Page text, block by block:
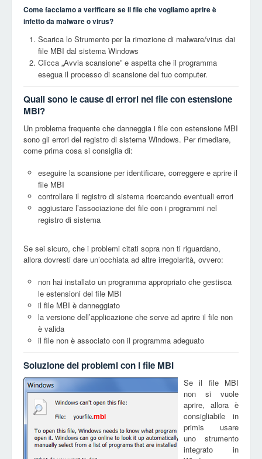
Come facciamo a verificare se il file che vogliamo aprire è
infetto da malware o virus?
Scarica lo Strumento per la rimozione di malware/virus dai
file MBI dal sistema Windows
Clicca „Avvia scansione” e aspetta che il programma
esegua il processo di scansione del tuo computer.
Quali sono le cause di errori nei file con estensione
MBI?
Un problema frequente che danneggia i file con estensione MBI
sono gli errori del registro di sistema Windows. Per rimediare,
come prima cosa si consiglia di:
eseguire la scansione per identificare, correggere e aprire il
file MBI
controllare il registro di sistema ricercando eventuali errori
aggiustare l’associazione dei file con i programmi nel
registro di sistema
Se sei sicuro, che i problemi citati sopra non ti riguardano,
allora dovresti dare un’occhiata ad altre irregolarità, ovvero:
non hai installato un programma appropriato che gestisca
le estensioni del file MBI
il file MBI è danneggiato
la versione dell’applicazione che serve ad aprire il file non
è valida
il file non è associato con il programma adeguato
Soluzione dei problemi con i file MBI
mbi
Se il file MBI
non si vuole
aprire, allora è
consigliabile in
primis usare
uno strumento
integrato in